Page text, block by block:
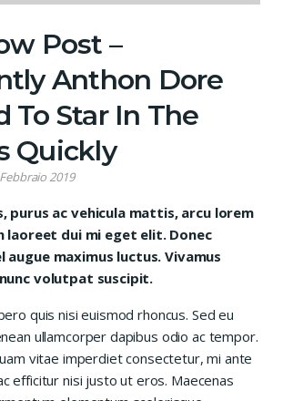
Post –
Anthon Dore
To Star In The
Quickly
2019
purus ac vehicula mattis, arcu lorem
laoreet dui mi eget elit. Donec
maximus luctus. Vivamus
volutpat suscipit.
quis nisi euismod rhoncus. Sed eu
ullamcorper dapibus odio ac tempor.
vitae imperdiet consectetur, mi ante
efficitur nisi justo ut eros. Maecenas